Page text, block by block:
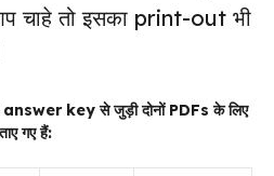
चाहे तो इसका print-out भी
key से जुड़ी दोनों PDFs के लिए
गए हैं: